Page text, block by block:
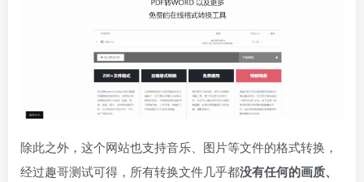
除此之外，这个网站也支持音乐、图片等文件的格式转换，
经过趣哥测试可得，所有转换文件几乎都没有任何的画质、